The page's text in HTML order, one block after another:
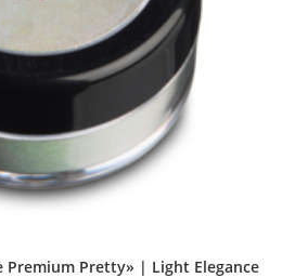
Premium Pretty» | Light Elegance